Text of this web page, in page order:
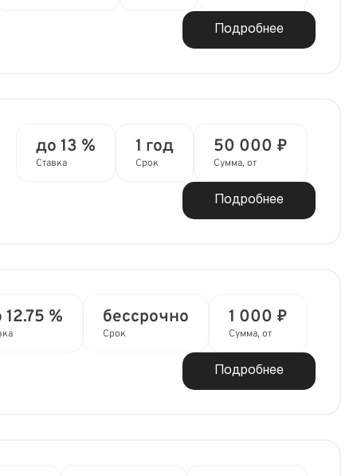
Подробнее
до 13 %
Ставка
1 год
Срок
50 000 ₽
Сумма, от
Подробнее
% бессрочно
Срок
1 000 ₽
Сумма, от
Подробнее